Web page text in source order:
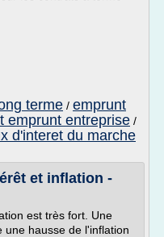
terme / emprunt
emprunt entreprise /
d'interet du marche
et inflation -
est très fort. Une
une hausse de l'inflation